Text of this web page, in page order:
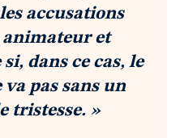
accusations
animateur et
dans ce cas, le
pas sans un
tristesse. »